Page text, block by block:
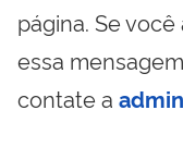
página. Se
essa
contate a